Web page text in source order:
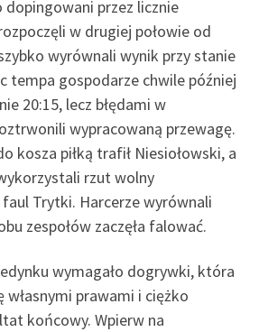
dopingowani przez licznie
w drugiej połowie od
wyrównali wynik przy stanie
tempa gospodarze chwile później
20:15, lecz błędami w
wypracowaną przewagę.
kosza piłką trafił Niesiołowski, a
rzut wolny
faul Trytki. Harcerze wyrównali
zespołów zaczęła falować.
wymagało dogrywki, która
własnymi prawami i ciężko
końcowy. Wpierw na